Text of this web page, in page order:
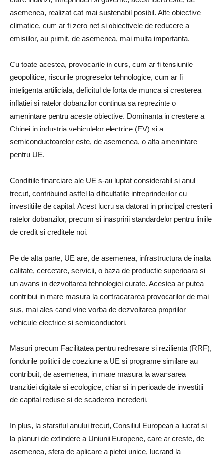
asemenea, realizat cat mai sustenabil posibil. Alte obiective
climatice, cum ar fi zero net si obiectivele de reducere a
emisiilor, au primit, de asemenea, mai multa importanta.
Cu toate acestea, provocarile in curs, cum ar fi tensiunile
geopolitice, riscurile progreselor tehnologice, cum ar fi
inteligenta artificiala, deficitul de forta de munca si cresterea
inflatiei si ratelor dobanzilor continua sa reprezinte o
amenintare pentru aceste obiective. Dominanta in crestere a
Chinei in industria vehiculelor electrice (EV) si a
semiconductoarelor este, de asemenea, o alta amenintare
pentru UE.
Conditiile financiare ale UE s-au luptat considerabil si anul
trecut, contribuind astfel la dificultatile intreprinderilor cu
investitiile de capital. Acest lucru sa datorat in principal cresterii
ratelor dobanzilor, precum si inaspririi standardelor pentru liniile
de credit si creditele noi.
Pe de alta parte, UE are, de asemenea, infrastructura de inalta
calitate, cercetare, servicii, o baza de productie superioara si
un avans in dezvoltarea tehnologiei curate. Acestea ar putea
contribui in mare masura la contracararea provocarilor de mai
sus, mai ales cand vine vorba de dezvoltarea propriilor
vehicule electrice si semiconductori.
Masuri precum Facilitatea pentru redresare si rezilienta (RRF),
fondurile politicii de coeziune a UE si programe similare au
contribuit, de asemenea, in mare masura la avansarea
tranzitiei digitale si ecologice, chiar si in perioade de investitii
de capital reduse si de scaderea increderii.
In plus, la sfarsitul anului trecut, Consiliul European a lucrat si
la planuri de extindere a Uniunii Europene, care ar creste, de
asemenea, sfera de aplicare a pietei unice, lucrand la